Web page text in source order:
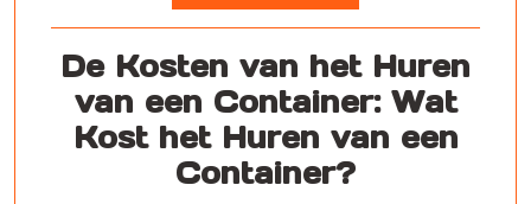
De Kosten van het Huren
van een Container: Wat
Kost het Huren van een
Container?